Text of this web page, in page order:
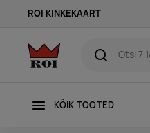
ROI KINKEKAART
KÕIK TOOTED